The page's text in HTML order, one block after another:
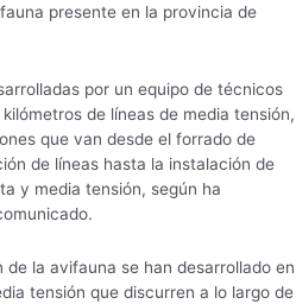
presente en la provincia de
por un equipo de técnicos
de líneas de media tensión,
que van desde el forrado de
de líneas hasta la instalación de
y media tensión, según ha
la avifauna se han desarrollado en
tensión que discurren a lo largo de